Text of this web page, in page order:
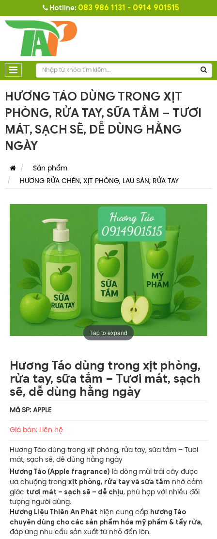
Hotline: 083 986 1131 - 0914 901515
HƯƠNG TÁO DÙNG TRONG XỊT
PHÒNG, RỬA TAY, SỮA TẮM – TƯƠI
MÁT, SẠCH SẼ, DỄ DÙNG HẰNG
NGÀY
Sản phẩm
HƯƠNG RỬA CHÉN, XỊT PHÒNG, LAU SÀN, RỬA TAY
Tap to expand
Hương Táo dùng trong xịt phòng,
rửa tay, sữa tắm – Tươi mát, sạch
sẽ, dễ dùng hằng ngày
Mã SP: APPLE
Giá bán: Liên hệ
Hương Táo dùng trong xịt phòng, rửa tay, sữa tắm – Tươi
mát, sạch sẽ, dễ dùng hằng ngày
Hương Táo (Apple fragrance) là dòng mùi trái cây được
ưa chuộng trong xịt phòng, rửa tay và sữa tắm nhờ cảm
giác tươi mát – sạch sẽ – dễ chịu, phù hợp với nhiều đối
tượng người dùng.
Hương Liệu Thiên An Phát hiện cung cấp hương Táo
chuyên dùng cho các sản phẩm hóa mỹ phẩm & tẩy rửa,
đáp ứng nhu cầu sản xuất từ nhỏ đến lớn.